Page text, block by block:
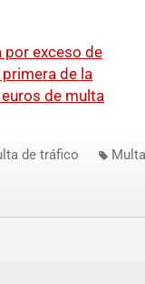
por exceso de
de la
de multa
de tráfico